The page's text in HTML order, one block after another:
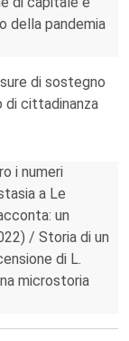
della pandemia
di sostegno
di cittadinanza
i numeri
a Le
un
/ Storia di un
di L.
microstoria